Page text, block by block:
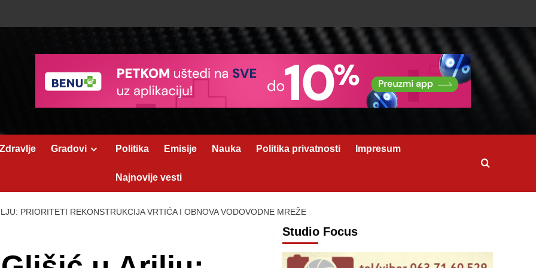
Zdravlje Gradovi Politika Emisije Nauka Politika privatnosti Impresum
Najnovije vesti
PRIORITETI REKONSTRUKCIJA VRTIĆA I OBNOVA VODOVODNE MREŽE
Studio Focus